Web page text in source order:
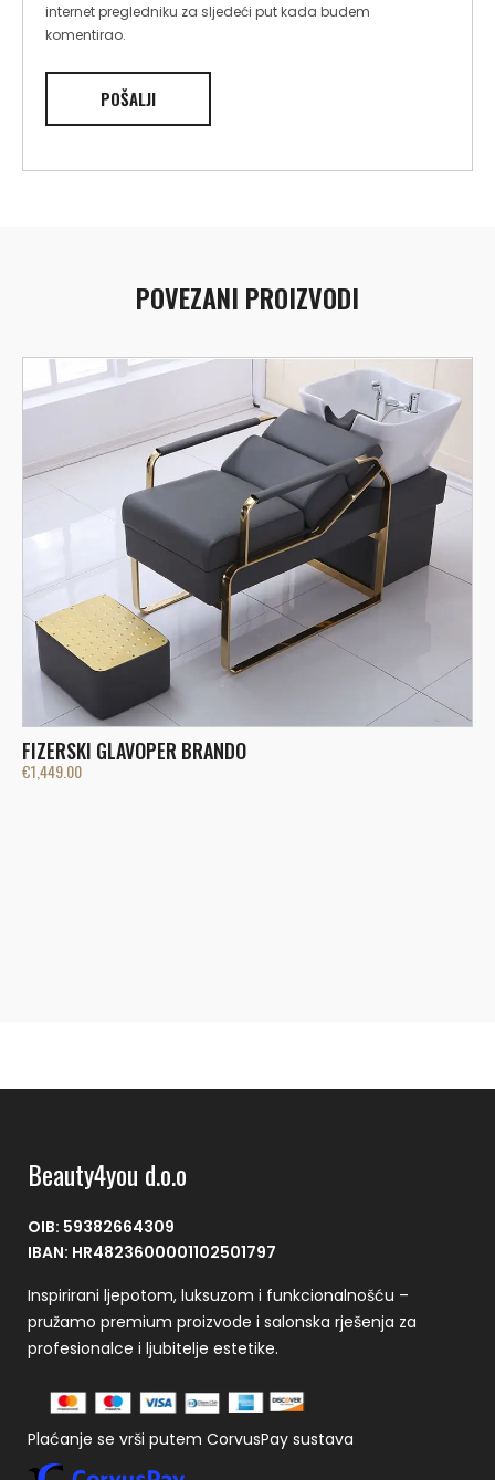
internet pregledniku za sljedeći put kada budem
komentirao.
POVEZANI PROIZVODI
FIZERSKI GLAVOPER BRANDO
€1,449.00
Beauty4you d.o.o
OIB: 59382664309
IBAN: HR4823600001102501797
Inspirirani ljepotom, luksuzom i funkcionalnošću –
pružamo premium proizvode i salonska rješenja za
profesionalce i ljubitelje estetike.
Plaćanje se vrši putem CorvusPay sustava